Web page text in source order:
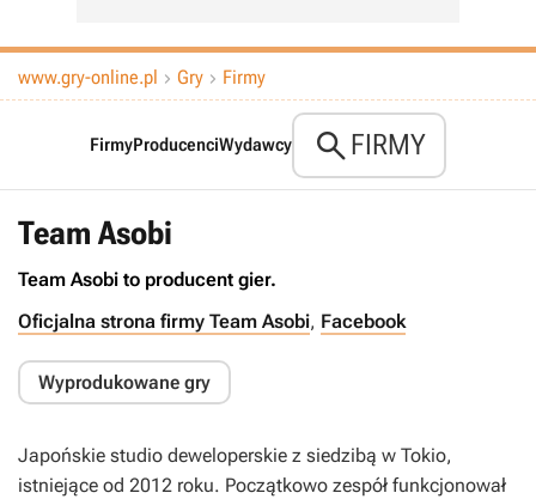
www.gry-online.pl  Gry  Firmy
FirmyProducenciWydawcy FIRMY
Team Asobi
Team Asobi to producent gier.
Oficjalna strona firmy Team Asobi, Facebook
Wyprodukowane gry
Japońskie studio deweloperskie z siedzibą w Tokio,
istniejące od 2012 roku. Początkowo zespół funkcjonował